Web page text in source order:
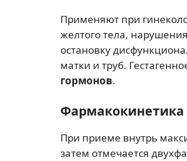
Применяют при
желтого тела,
остановку
матки и труб.
гормонов.
Фармакокинетика
При приеме внутрь
затем отмечается